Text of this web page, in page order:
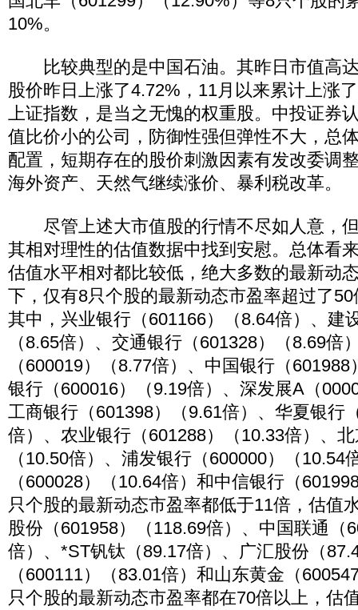
10%。
比较典型的是中国石油。其昨日市值高达
股价昨日上涨了4.72%，11月以来累计上涨
上证指数，是当之无愧的权重股。中投证券
值比价小的公司，防御性强但弹性不大，总
配置，短期存在的股价刺激因素有发改委调
海外资产、天然气继续涨价、暴利税改革。
尽管上述大市值股的行情不尽如人意，
其相对理性的估值数据中找到安慰。总体看
估值水平相对都比较低，绝大多数的最新动
下，仅有8只个股的最新动态市盈率超过了
其中，兴业银行（601166）（8.64倍）、建
（8.65倍）、交通银行（601328）（8.69倍
（600019）（8.77倍）、中国银行（
银行（600016）（9.19倍）、深发展A（
工商银行（601398）（9.61倍）、华夏银行
倍）、农业银行（601288）（10.33倍）、
（10.50倍）、浦发银行（600000）（10.54
（600028）（10.64倍）和中信银行（
只个股的最新动态市盈率都低于11倍，估值
股份（601958）（118.69倍）、中国联通（
倍）、*ST钒钛（89.17倍）、广汇股份（
（600111）（83.01倍）和山东黄金（
只个股的最新动态市盈率都在70倍以上，估